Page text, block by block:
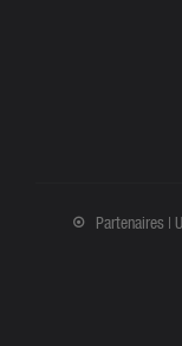
Partenaires |